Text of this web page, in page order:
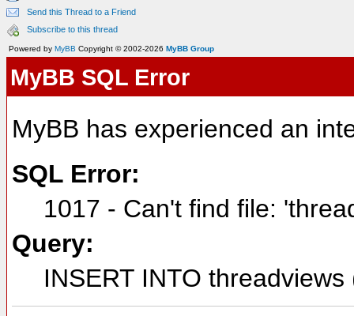
Send this Thread to a Friend
Subscribe to this thread
Powered by MyBB Copyright © 2002-2026 MyBB Group
MyBB SQL Error
MyBB has experienced an
SQL Error:
1017 - Can't find file:
Query:
INSERT INTO